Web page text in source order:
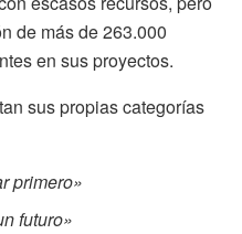
de más de 263.000
en sus proyectos.
sus propias categorías
primero»
futuro»